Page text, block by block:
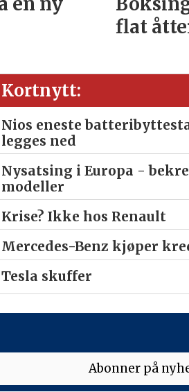
flat
Kortnytt:
Nios eneste
legges ned
Nysatsing i Europa -
modeller
Krise? Ikke hos Renault
Mercedes-Benz kjøper
Tesla skuffer